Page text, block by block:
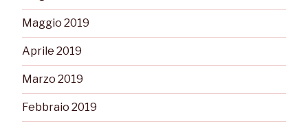
Maggio 2019
Aprile 2019
Marzo 2019
Febbraio 2019